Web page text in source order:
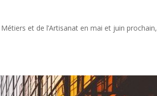
et de l’Artisanat en mai et juin prochain,